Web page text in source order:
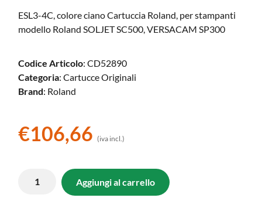
ESL3-4C, colore ciano Cartuccia Roland, per stampanti
modello Roland SOLJET SC500, VERSACAM SP300
Codice Articolo: CD52890
Categoria: Cartucce Originali
Brand: Roland
€106,66 (iva incl.)
Aggiungi al carrello